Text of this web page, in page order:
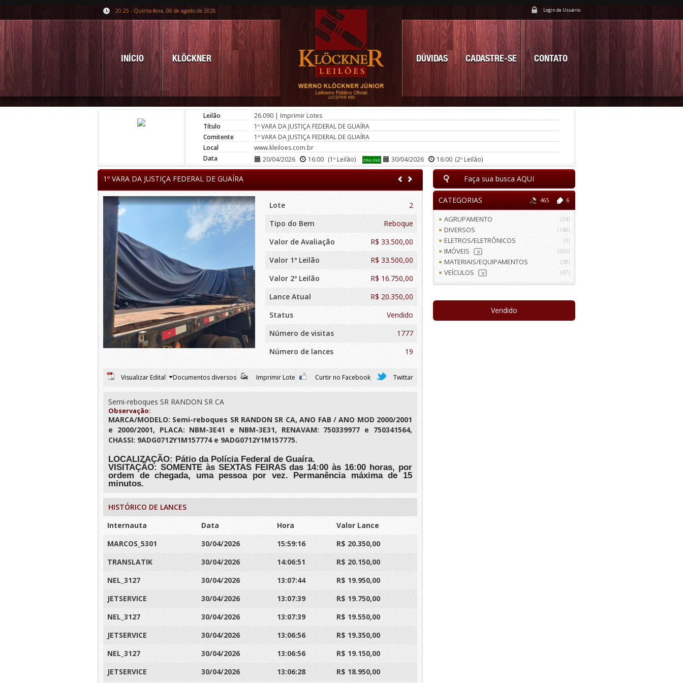
20:25 - Quinta-feira, 06 de agosto de 2026 Login de Usuário
INÍCIO KLÖCKNER CONTATO
CADASTRE-SE
DÚVIDAS
Leilão 26.090 | Imprimir Lotes
Título
1º VARA DA JUSTIÇA FEDERAL DE GUAÍRA
Comitente
1ª VARA DA JUSTIÇA FEDERAL DE GUAÍRA
Local
www.kleiloes.com.br
Data
20/04/2026 16:00 (1º Leilão) ONLINE 30/04/2026 16:00 (2º Leilão)
1º VARA DA JUSTIÇA FEDERAL DE GUAÍRA
Lote
2
Tipo do Bem
Reboque
Valor de Avaliação
R$ 33.500,00
Valor 1º Leilão
R$ 33.500,00
Valor 2º Leilão
R$ 16.750,00
Lance Atual
R$ 20.350,00
Status
Vendido
Número de visitas
1777
Número de lances
19
Visualizar Edital Documentos diversos Imprimir Lote Curtir no Facebook Twittar
Semi-reboques SR RANDON SR CA
Observação:
MARCA/MODELO: Semi-reboques SR RANDON SR CA, ANO FAB / ANO MOD 2000/2001
e 2000/2001, PLACA: NBM-3E41 e NBM-3E31, RENAVAM: 750339977 e 750341564,
CHASSI: 9ADG0712Y1M157774 e 9ADG0712Y1M157775.
LOCALIZAÇÃO: Pátio da Polícia Federal de Guaíra.
VISITAÇÃO: SOMENTE às SEXTAS FEIRAS das 14:00 às 16:00 horas, por
ordem de chegada, uma pessoa por vez. Permanência máxima de 15
minutos.
HISTÓRICO DE LANCES
Internauta
Data Hora
Valor Lance
MARCOS_5301
30/04/2026 15:59:16
R$ 20.350,00
TRANSLATIK
30/04/2026 14:06:51
R$ 20.150,00
NEL_3127
30/04/2026 13:07:44
R$ 19.950,00
JETSERVICE
30/04/2026 13:07:39
R$ 19.750,00
NEL_3127
30/04/2026 13:07:39
R$ 19.550,00
JETSERVICE
30/04/2026 13:06:56
R$ 19.350,00
NEL_3127
30/04/2026 13:06:56
R$ 19.150,00
JETSERVICE
30/04/2026 13:06:28
R$ 18.950,00
Faça sua busca AQUI
CATEGORIAS 465 6
AGRUPAMENTO (24)
DIVERSOS (148)
ELETROS/ELETRÔNICOS (3)
IMÓVEIS > (205)
MATERIAIS/EQUIPAMENTOS (38)
VEÍCULOS > (47)
Vendido